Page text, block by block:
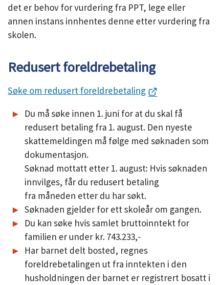
det er behov for vurdering fra PPT, lege eller
annen instans innhentes denne etter vurdering fra
skolen.
Redusert foreldrebetaling
Søke om redusert foreldrebetaling
Du må søke innen 1. juni for at du skal få
redusert betaling fra 1. august. Den nyeste
skattemeldingen må følge med søknaden som
dokumentasjon.
Søknad mottatt etter 1. august: Hvis søknaden
innvilges, får du redusert betaling
fra måneden etter du har søkt.
Søknaden gjelder for ett skoleår om gangen.
Du kan søke hvis samlet bruttoinntekt for
familien er under kr. 743.233,-
Har barnet delt bosted, regnes
foreldrebetalingen ut fra inntekten i den
husholdningen der barnet er registrert bosatt i